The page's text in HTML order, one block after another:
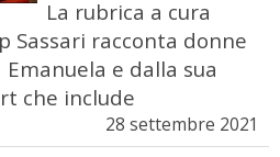
La rubrica a cura
Sassari racconta donne
e dalla sua
che include
28 settembre 2021